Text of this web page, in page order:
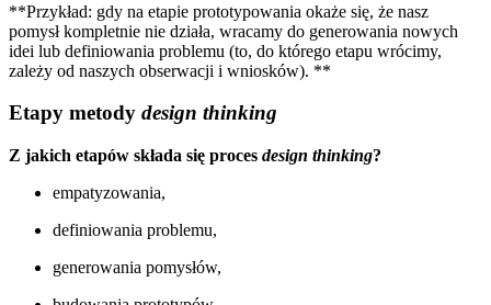
**Przykład: gdy na etapie prototypowania okaże się, że nasz
pomysł kompletnie nie działa, wracamy do generowania nowych
idei lub definiowania problemu (to, do którego etapu wrócimy,
zależy od naszych obserwacji i wniosków). **
Etapy metody design thinking
Z jakich etapów składa się proces design thinking?
empatyzowania,
definiowania problemu,
generowania pomysłów,